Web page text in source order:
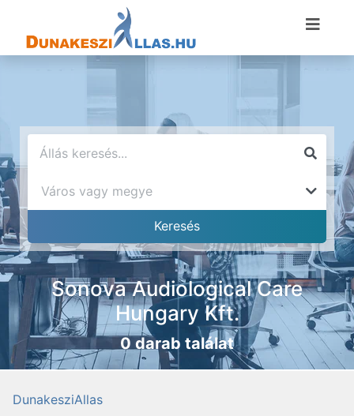
Sonova Audiological Care
Hungary Kft.
0 darab találat
DunakesziAllas